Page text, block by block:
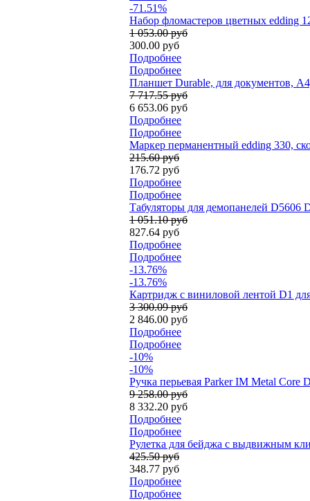
-71.51%
Набор фломастеров цветных edding
1 053.00 руб
300.00 руб
Подробнее
Подробнее
Планшет Durable, для документов,
7 717.55 руб
6 653.06 руб
Подробнее
Подробнее
Маркер перманентный edding 330,
215.60 руб
176.72 руб
Подробнее
Подробнее
Табуляторы для демопанелей D5606
1 051.10 руб
827.64 руб
Подробнее
Подробнее
-13.76%
-13.76%
Картридж с виниловой лентой D1
3 300.09 руб
2 846.00 руб
Подробнее
Подробнее
-10%
-10%
Ручка перьевая Parker IM Metal Core
9 258.00 руб
8 332.20 руб
Подробнее
Подробнее
Рулетка для бейджа с выдвижным
425.50 руб
348.77 руб
Подробнее
Подробнее